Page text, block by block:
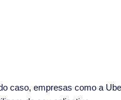
caso, empresas como a